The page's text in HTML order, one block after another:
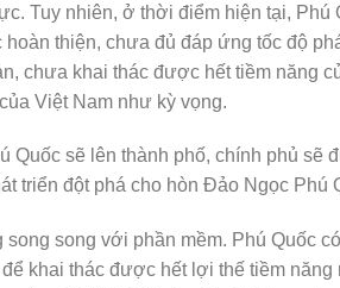
Tuy nhiên, ở thời điểm hiện tại, Phú
thiện, chưa đủ đáp ứng tốc độ
chưa khai thác được hết tiềm năng
Việt Nam như kỳ vọng.
sẽ lên thành phố, chính phủ sẽ
triển đột phá cho hòn Đảo Ngọc Phú
song với phần mềm. Phú Quốc
khai thác được hết lợi thế tiềm